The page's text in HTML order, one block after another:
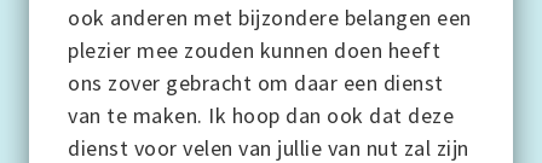
ook anderen met bijzondere belangen een
plezier mee zouden kunnen doen heeft
ons zover gebracht om daar een dienst
van te maken. Ik hoop dan ook dat deze
dienst voor velen van jullie van nut zal zijn